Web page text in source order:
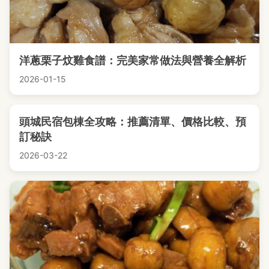
洋蔥栗子炆雞食譜：完美家常做法與營養全解析
2026-01-15
頭城民宿包棟全攻略：推薦清單、價格比較、預
訂秘訣
2026-03-22